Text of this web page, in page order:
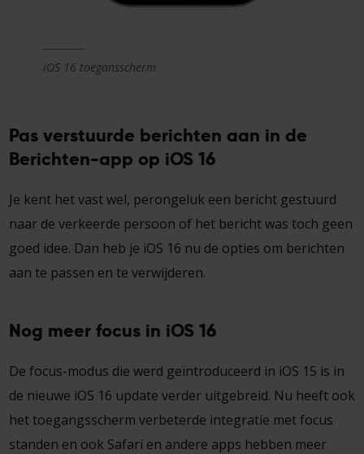
iOS 16 toegansscherm
Pas verstuurde berichten aan in de
Berichten-app op iOS 16
Je kent het vast wel, perongeluk een bericht gestuurd
naar de verkeerde persoon of het bericht was toch geen
goed idee. Dan heb je iOS 16 nu de opties om berichten
aan te passen en te verwijderen.
Nog meer focus in iOS 16
De focus-modus die werd geïntroduceerd in iOS 15 is in
de nieuwe iOS 16 update verder uitgebreid. Nu heeft ook
het toegangsscherm verbeterde integratie met focus
standen en ook Safari en andere apps hebben meer